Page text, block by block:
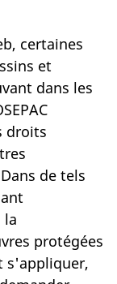
certaines
et
dans les
droits
de tels
la
protégées
s'appliquer,